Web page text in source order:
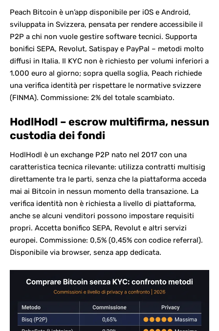
Peach Bitcoin è un’app disponibile per iOS e Android,
sviluppata in Svizzera, pensata per rendere accessibile il
P2P a chi non vuole gestire software tecnici. Supporta
bonifici SEPA, Revolut, Satispay e PayPal – metodi molto
diffusi in Italia. Il KYC non è richiesto per volumi inferiori a
1.000 euro al giorno; sopra quella soglia, Peach richiede
una verifica identità per rispettare le normative svizzere
(FINMA). Commissione: 2% del totale scambiato.
HodlHodl – escrow multifirma, nessun
custodia dei fondi
HodlHodl è un exchange P2P nato nel 2017 con una
caratteristica tecnica rilevante: utilizza contratti multisig
direttamente tra le parti, senza che la piattaforma acceda
mai ai Bitcoin in nessun momento della transazione. La
verifica identità non è richiesta a livello di piattaforma,
anche se alcuni venditori possono impostare requisiti
propri. Accetta bonifico SEPA, Revolut e altri servizi
europei. Commissione: 0,5% (0,45% con codice referral).
Disponibile via browser, senza app dedicata.